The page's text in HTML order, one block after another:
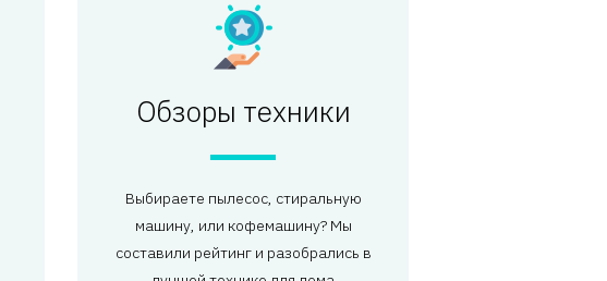
Обзоры техники
Выбираете пылесос, стиральную
машину, или кофемашину? Мы
составили рейтинг и разобрались в